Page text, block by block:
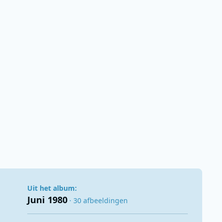
Uit het album:
Juni 1980 · 30 afbeeldingen